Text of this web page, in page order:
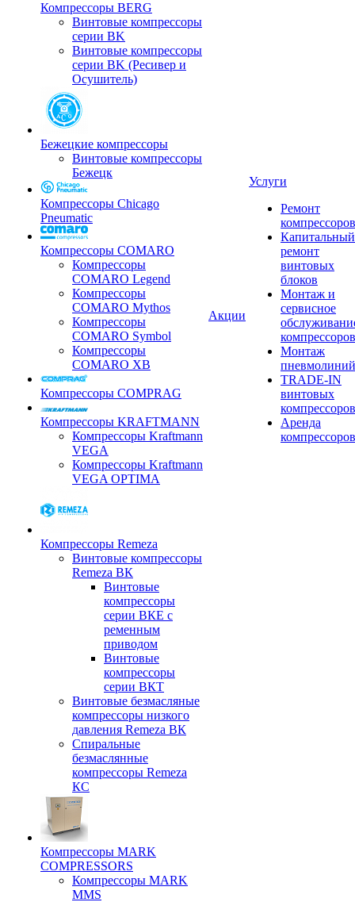
Компрессоры BERG
Винтовые компрессоры
серии BK
Винтовые компрессоры
серии BK (Ресивер и
Осушитель)
Бежецкие компрессоры
Винтовые компрессоры
Бежецк
Компрессоры Chicago
Pneumatic
Компрессоры COMARO
Компрессоры
COMARO Legend
Компрессоры
COMARO Mythos
Компрессоры
COMARO Symbol
Компрессоры
COMARO XB
Компрессоры COMPRAG
Компрессоры KRAFTMANN
Компрессоры Kraftmann
VEGA
Компрессоры Kraftmann
VEGA OPTIMA
Компрессоры Remeza
Винтовые компрессоры
Remeza ВК
Винтовые
компрессоры
серии ВКЕ с
ременным
приводом
Винтовые
компрессоры
серии ВКТ
Винтовые безмасляные
компрессоры низкого
давления Remeza ВК
Спиральные
безмаслянные
компрессоры Remeza
КС
Компрессоры MARK
COMPRESSORS
Компрессоры MARK
MMS
Акции
Услуги
Ремонт
компрессоров
Капитальный
ремонт
винтовых
блоков
Монтаж и
сервисное
компрессоров
Монтаж
пневмолиний
TRADE-IN
винтовых
компрессоров
Аренда
компрессоров